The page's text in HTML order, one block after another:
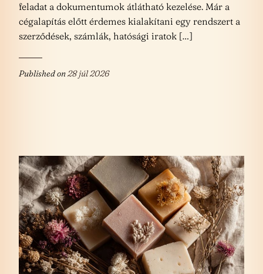
feladat a dokumentumok átlátható kezelése. Már a
cégalapítás előtt érdemes kialakítani egy rendszert a
szerződések, számlák, hatósági iratok […]
Published on28 júl 2026